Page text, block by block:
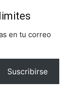
en tu correo
Suscribirse